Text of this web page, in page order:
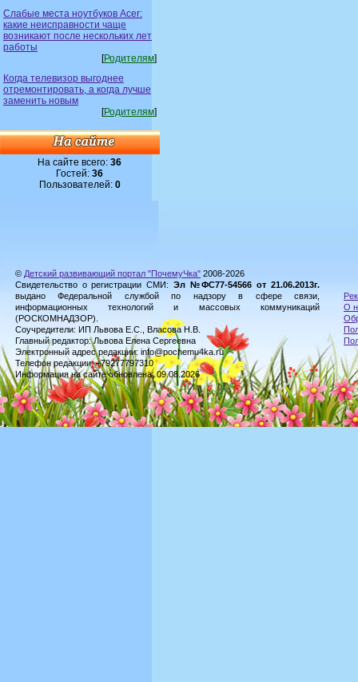
Слабые места ноутбуков Acer:
какие неисправности чаще
возникают после нескольких лет
работы
[Родителям]
Когда телевизор выгоднее
отремонтировать, а когда лучше
заменить новым
[Родителям]
На сайте всего:36
Гостей:36
Пользователей: 0
© Детский развивающий портал "ПочемуЧка" 2008-2026
Свидетельство о регистрации СМИ: Эл №ФС77-54566 от 21.06.2013г.
выдано Федеральной службой по надзору в сфере связи,
информационных технологий и массовых коммуникаций
(РОСКОМНАДЗОР).
Соучредители: ИП Львова Е.С., Власова Н.В.
Главный редактор: Львова Елена Сергеевна
Электронный адрес редакции: info@pochemu4ka.ru
Телефон редакции: +79277797310
Информация на сайте обновлена: 09.08.2026
О